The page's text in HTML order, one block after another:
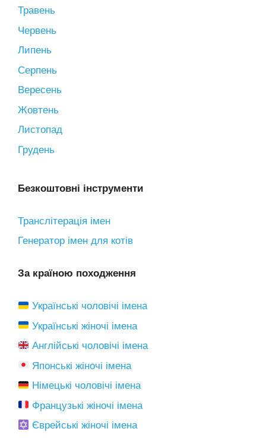
Травень
Червень
Липень
Серпень
Вересень
Жовтень
Листопад
Грудень
Безкоштовні інструменти
Транслітерація імен
Генератор імен для котів
За країною походження
Українські чоловічі імена
Українські жіночі імена
Англійські чоловічі імена
Японські жіночі імена
Німецькі чоловічі імена
Французькі жіночі імена
Єврейські жіночі імена